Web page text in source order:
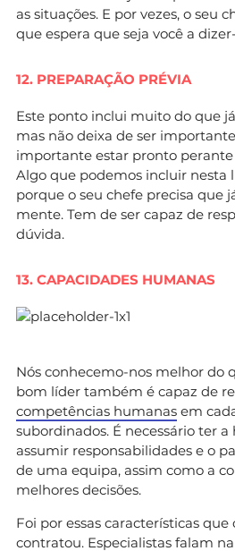
as situações. E por vezes, o seu
que espera que seja você a
12. PREPARAÇÃO PRÉVIA
Este ponto inclui muito do que
mas não deixa de ser
importante estar pronto perante
Algo que podemos incluir nesta
porque o seu chefe precisa que
mente. Tem de ser capaz de
dúvida.
13. CAPACIDADES HUMANAS
Nós conhecemo-nos melhor do
bom líder também é capaz de
competências humanas em
subordinados. É necessário ter
assumir responsabilidades e o
de uma equipa, assim como a
melhores decisões.
Foi por essas características que
contratou. Especialistas falam